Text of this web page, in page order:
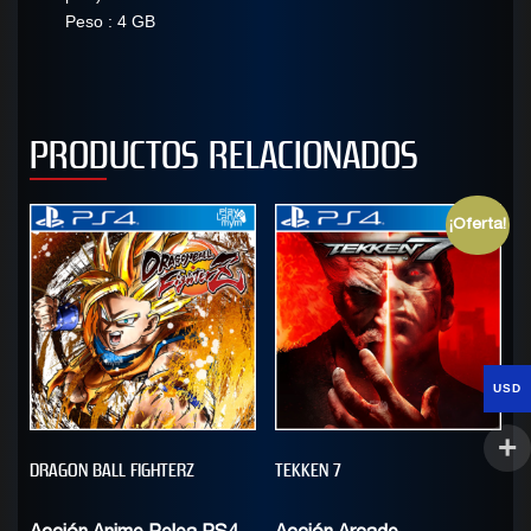
Peso : 4 GB
PRODUCTOS RELACIONADOS
DRAGON BALL FIGHTERZ
¡Oferta!
TEKKEN 7
USD